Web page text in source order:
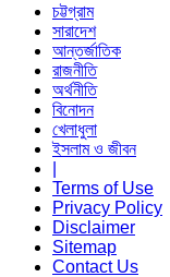
চট্টগ্রাম
সারাদেশ
আন্তর্জাতিক
রাজনীতি
অর্থনীতি
বিনোদন
খেলাধুলা
ইসলাম ও জীবন
Terms of Use
Privacy Policy
Disclaimer
Sitemap
Contact Us